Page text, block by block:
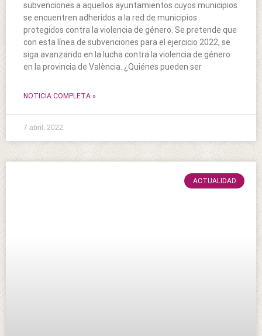
subvenciones a aquellos ayuntamientos cuyos municipios
se encuentren adheridos a la red de municipios
protegidos contra la violencia de género. Se pretende que
con esta línea de subvenciones para el ejercicio 2022, se
siga avanzando en la lucha contra la violencia de género
en la provincia de València. ¿Quiénes pueden ser
NOTICIA COMPLETA »
7 abril, 2022
ACTUALIDAD